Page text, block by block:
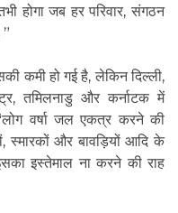
होगा जब हर परिवार, संगठन
कमी हो गई है, लेकिन दिल्ली,
तमिलनाडु और कर्नाटक में
वर्षा जल एकत्र करने की
स्मारकों और बावड़ियों आदि के
इस्तेमाल ना करने की राह